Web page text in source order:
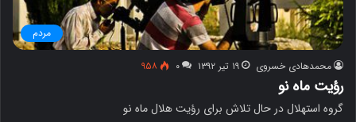
مردم
محمدهادی خسروی ۱۹ تیر ۱۳۹۲ ۰ ۹۵۸
رؤیت ماه نو
گروه استهلال در حال تلاش برای رؤیت هلال ماه نو